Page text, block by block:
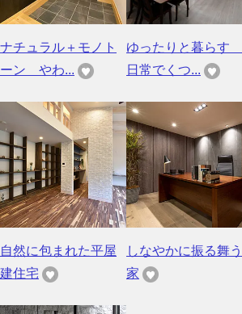
ナチュラル＋モノト
ーン やわ...
ゆったりと暮らす
日常でくつ...
自然に包まれた平屋
建住宅
しなやかに振る舞う
家